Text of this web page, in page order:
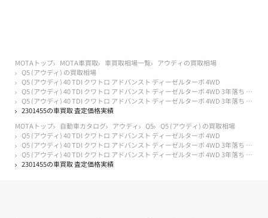
MOTAトップ MOTA車買取 車買取相場一覧
アウディの買取相場
Q5 (アウディ) の買取相場
Q5 (アウディ) 40 TDI クワトロ アドバンスト ディーゼルターボ 4WD
Q5 (アウディ) 40 TDI クワトロ アドバンスト ディーゼルターボ 4WD 3年落ち 2023年式
Q5 (アウディ) 40 TDI クワトロ アドバンスト ディーゼルターボ 4WD 3年落ち 2023年式 2万キロ以下
2301455の車買取 査定価格実績
MOTAトップ
自動車カタログ アウディ Q5
Q5 (アウディ) の買取相場
Q5 (アウディ) 40 TDI クワトロ アドバンスト ディーゼルターボ 4WD
Q5 (アウディ) 40 TDI クワトロ アドバンスト ディーゼルターボ 4WD 3年落ち 2023年式
Q5 (アウディ) 40 TDI クワトロ アドバンスト ディーゼルターボ 4WD 3年落ち 2023年式 2万キロ以下
2301455の車買取 査定価格実績